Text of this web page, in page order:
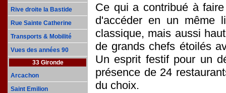
Rive droite la Bastide
Rue Sainte Catherine
Transports & Mobilité
Vues des années 90
33 Gironde
Arcachon
Saint Emilion
Ce qui a contribué à
d'accéder en un même
classique, mais aussi
de grands chefs étoilés
Un esprit festif pour un
présence de 24
du choix.